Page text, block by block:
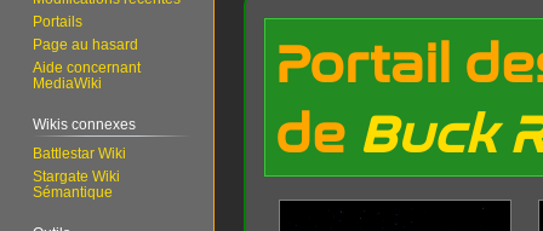
Aller
navigation
Aller
recherche
Portail
de Buck
Portails
Page au hasard
Aide concernant
MediaWiki
Wikis connexes
Battlestar Wiki
Stargate Wiki
Sémantique